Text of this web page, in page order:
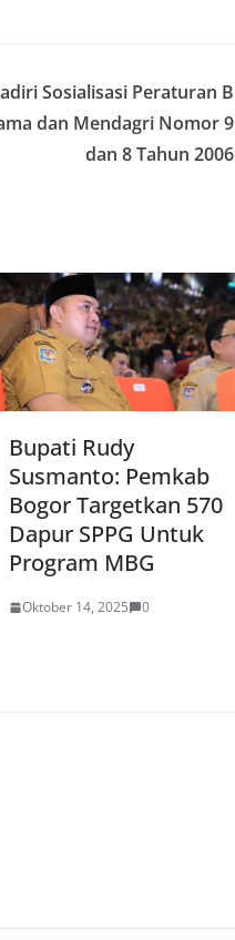
Sosialisasi Peraturan B
dan Mendagri Nomor 9
dan 8 Tahun 2006
Bupati Rudy
Susmanto: Pemkab
Bogor Targetkan 570
Dapur SPPG Untuk
Program MBG
Oktober 14, 2025 0